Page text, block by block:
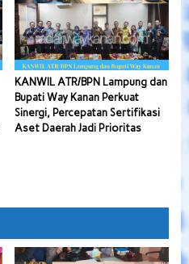
KANWIL ATR/BPN Lampung dan
Bupati Way Kanan Perkuat
Sinergi, Percepatan Sertifikasi
Aset Daerah Jadi Prioritas